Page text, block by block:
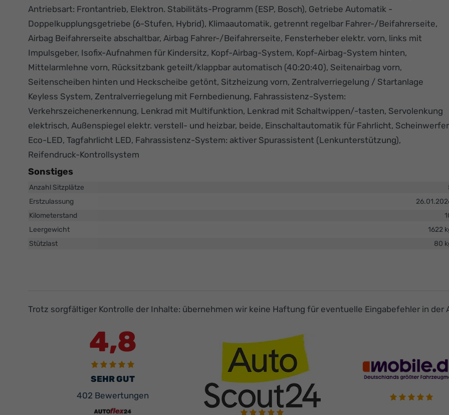
Antriebsart: Frontantrieb, Elektron. Stabilitäts-Programm (ESP, Bosch), Getriebe Automatik -
Doppelkupplungsgetriebe (6-Stufen, Hybrid), Klimaautomatik, getrennt regelbar Fahrer-/Beifahrerseite,
Airbag Beifahrerseite abschaltbar, Airbag Fahrer-/Beifahrerseite, Fensterheber elektr. vorn, links mit
Impulsgeber, Isofix-Aufnahmen für Kindersitz, Kopf-Airbag-System, Kopf-Airbag-System hinten,
Mittelarmlehne vorn, Rücksitzbank geteilt/klappbar automatisch (40:20:40), Seitenairbag vorn,
Seitenscheiben hinten und Heckscheibe getönt, Sitzheizung vorn, Zentralverriegelung / Startanlage
Keyless System, Zentralverriegelung mit Fernbedienung, Fahrassistenz-System:
Verkehrszeichenerkennung, Lenkrad mit Multifunktion, Lenkrad mit Schaltwippen/-tasten, Servolenkung
elektrisch, Außenspiegel elektr. verstell- und heizbar, beide, Einschaltautomatik für Fahrlicht, Scheinwerfer
Eco-LED, Tagfahrlicht LED, Fahrassistenz-System: aktiver Spurassistent (Lenkunterstützung),
Reifendruck-Kontrollsystem
Sonstiges
Anzahl Sitzplätze
Erstzulassung
Kilometerstand
Leergewicht
1622
Stützlast
80
Trotz sorgfältiger Kontrolle der Inhalte: übernehmen wir keine Haftung für eventuelle Eingabefehler in der
4,8
SEHR GUT
402 Bewertungen